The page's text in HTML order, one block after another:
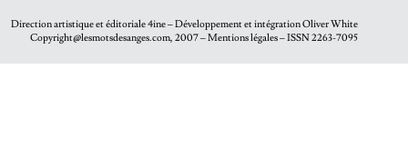
Direction artistique et éditoriale4ine– Développement et intégrationOliver White
Copyright@lesmotsdesanges.com, 2007 – Mentions légales – ISSN 2263-7095